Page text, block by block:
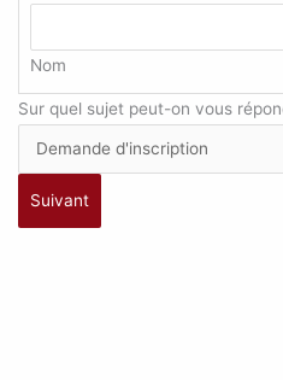
Nom
Sur quel sujet peut-on vous
Suivant